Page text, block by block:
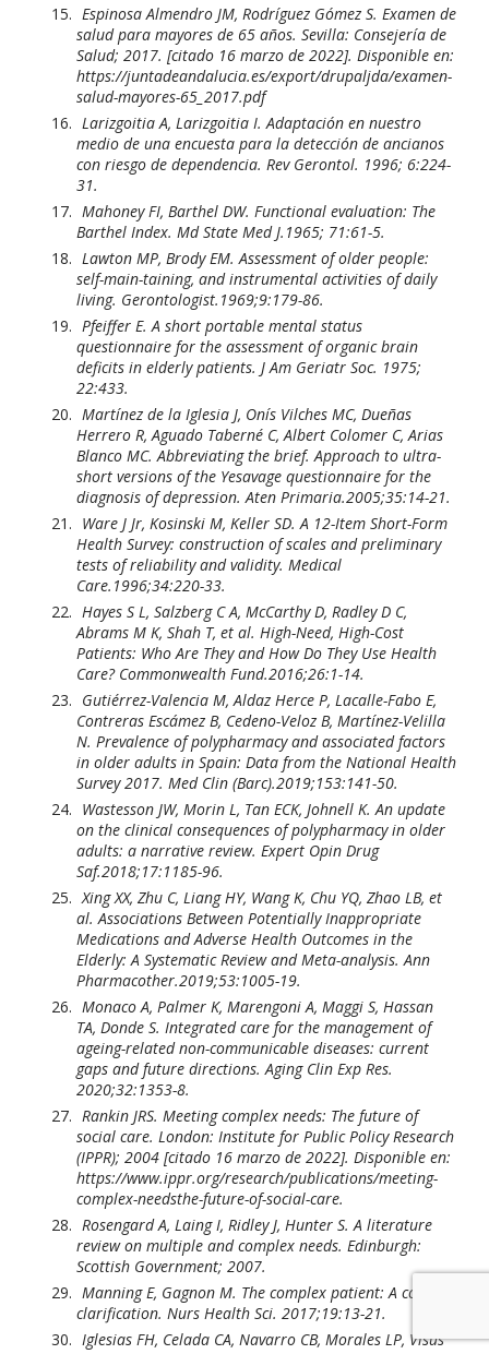
Espinosa Almendro JM, Rodríguez Gómez S. Examen de
salud para mayores de 65 años. Sevilla: Consejería de
Salud; 2017. [citado 16 marzo de 2022]. Disponible en:
https://juntadeandalucia.es/export/drupaljda/examen-
salud-mayores-65_2017.pdf
Larizgoitia A, Larizgoitia I. Adaptación en nuestro
medio de una encuesta para la detección de ancianos
con riesgo de dependencia. Rev Gerontol. 1996; 6:224-
31.
Mahoney FI, Barthel DW. Functional evaluation: The
Barthel Index. Md State Med J.1965; 71:61-5.
Lawton MP, Brody EM. Assessment of older people:
self-main-taining, and instrumental activities of daily
living. Gerontologist.1969;9:179-86.
Pfeiffer E. A short portable mental status
questionnaire for the assessment of organic brain
deficits in elderly patients. J Am Geriatr Soc. 1975;
22:433.
Martínez de la Iglesia J, Onís Vilches MC, Dueñas
Herrero R, Aguado Taberné C, Albert Colomer C, Arias
Blanco MC. Abbreviating the brief. Approach to ultra-
short versions of the Yesavage questionnaire for the
diagnosis of depression. Aten Primaria.2005;35:14-21.
Ware J Jr, Kosinski M, Keller SD. A 12-Item Short-Form
Health Survey: construction of scales and preliminary
tests of reliability and validity. Medical
Care.1996;34:220-33.
Hayes S L, Salzberg C A, McCarthy D, Radley D C,
Abrams M K, Shah T, et al. High-Need, High-Cost
Patients: Who Are They and How Do They Use Health
Care? Commonwealth Fund.2016;26:1-14.
Gutiérrez-Valencia M, Aldaz Herce P, Lacalle-Fabo E,
Contreras Escámez B, Cedeno-Veloz B, Martínez-Velilla
N. Prevalence of polypharmacy and associated factors
in older adults in Spain: Data from the National Health
Survey 2017. Med Clin (Barc).2019;153:141-50.
Wastesson JW, Morin L, Tan ECK, Johnell K. An update
on the clinical consequences of polypharmacy in older
adults: a narrative review. Expert Opin Drug
Saf.2018;17:1185-96.
Xing XX, Zhu C, Liang HY, Wang K, Chu YQ, Zhao LB, et
al. Associations Between Potentially Inappropriate
Medications and Adverse Health Outcomes in the
Elderly: A Systematic Review and Meta-analysis. Ann
Pharmacother.2019;53:1005-19.
Monaco A, Palmer K, Marengoni A, Maggi S, Hassan
TA, Donde S. Integrated care for the management of
ageing-related non-communicable diseases: current
gaps and future directions. Aging Clin Exp Res.
2020;32:1353-8.
Rankin JRS. Meeting complex needs: The future of
social care. London: Institute for Public Policy Research
(IPPR); 2004 [citado 16 marzo de 2022]. Disponible en:
https://www.ippr.org/research/publications/meeting-
complex-needsthe-future-of-social-care.
Rosengard A, Laing I, Ridley J, Hunter S. A literature
review on multiple and complex needs. Edinburgh:
Scottish Government; 2007.
Manning E, Gagnon M. The complex patient: A concept
clarification. Nurs Health Sci. 2017;19:13-21.
Iglesias FH, Celada CA, Navarro CB, Morales LP, Visus